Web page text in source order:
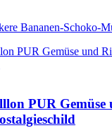
Bananen-Schoko-
PUR Gemüse